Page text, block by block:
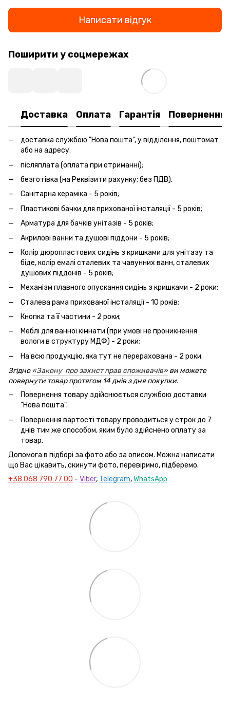
Написати відгук
Поширити у соцмережах
Доставка Оплата Гарантія Повернення
доставка службою "Нова пошта", у відділення, поштомат
або на адресу.
післяплата (оплата при отриманні);
безготівка (на Реквізити рахунку; без ПДВ).
Санітарна кераміка - 5 років;
Пластикові бачки для прихованої інсталяції - 5 років;
Арматура для бачків унітазів - 5 років;
Акрилові ванни та душові піддони - 5 років;
Колір дюропластових сидінь з кришками для унітазу та
біде, колір емалі сталевих та чавунних ванн, сталевих
душових піддонів - 5 років;
Механізм плавного опускання сидінь з кришками - 2 роки;
Сталева рама прихованої інсталяції - 10 років;
Кнопка та її частини - 2 роки;
Меблі для ванної кімнати (при умові не проникнення
вологи в структуру МДФ) - 2 роки;
На всю продукцію, яка тут не перерахована - 2 роки.
Згідно«Закону про захист прав споживачів» ви можете
повернути товар протягом 14 днів з дня покупки.
Повернення товару здійснюється службою доставки
"Нова пошта".
Повернення вартості товару проводиться у строк до 7
днів тим же способом, яким було здійснено оплату за
товар.
Допомога в підборі за фото або за описом. Можна написати
що Вас цікавить, скинути фото, перевіримо, підберемо.
+38 068 790 77 00 - Viber, Telegram,WhatsApp